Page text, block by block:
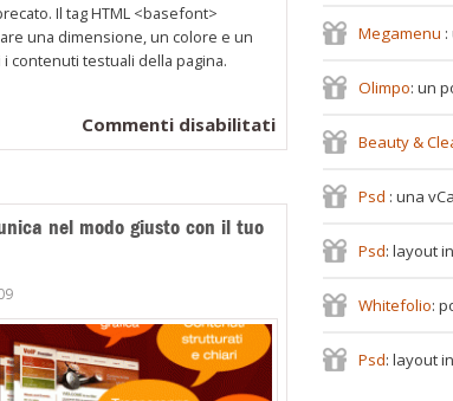
Il tag HTML <basefont>
una dimensione, un colore e un
contenuti testuali della pagina.
Commenti disabilitatisu
HTML:
tag
<basefont>
nel modo giusto con il tuo
Megamenu
Olimpo: un
Beauty &
Psd : una
Psd: layout
Whitefolio:
Psd: layout